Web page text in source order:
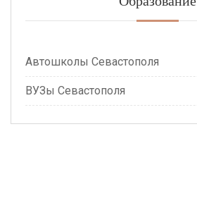
Автошколы Севастополя
ВУЗы Севастополя